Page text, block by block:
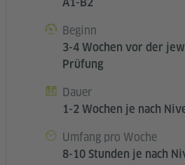
Beginn
3-4 Wochen vor der
Prüfung
Dauer
1-2 Wochen je nach
Umfang pro Woche
8-10 Stunden je nach